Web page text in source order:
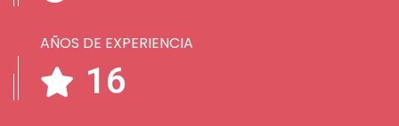
AÑOS DE EXPERIENCIA
21